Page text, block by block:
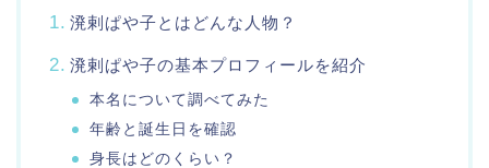
溌剌ぱや子とはどんな人物？
溌剌ぱや子の基本プロフィールを紹介
本名について調べてみた
年齢と誕生日を確認
身長はどのくらい？